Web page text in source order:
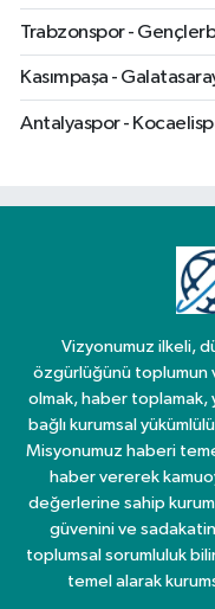
Trabzonspor -
Kasımpaşa -
Antalyaspor -
Vizyonumuz ilkeli,
özgürlüğünü toplumun
olmak, haber toplamak,
bağlı kurumsal
Misyonumuz haberi
haber vererek
değerlerine sahip
güvenini ve
toplumsal sorumluluk
temel alarak